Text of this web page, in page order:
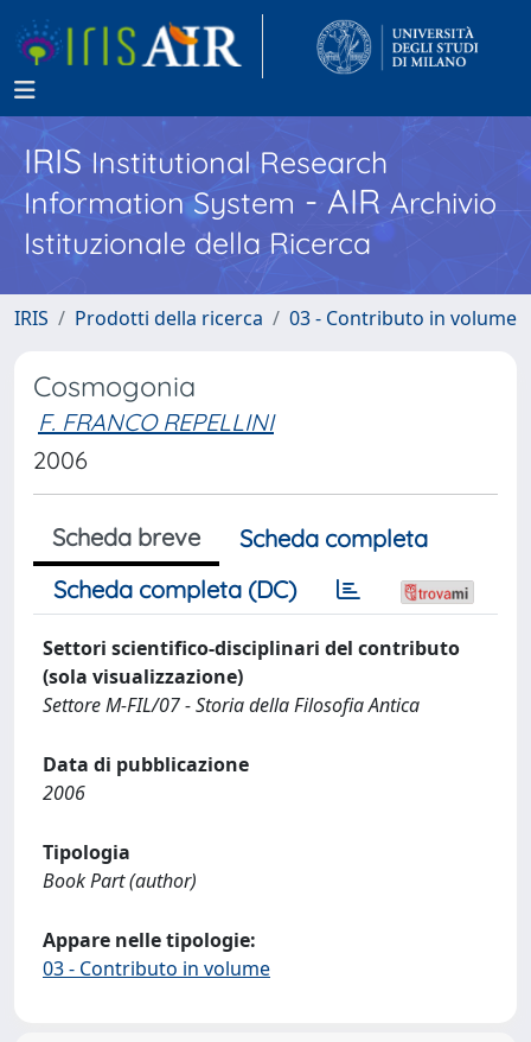
IRISInstitutional Research
Information System - AIR Archivio
Istituzionale della Ricerca
IRIS Prodotti della ricerca 03 - Contributo in volume
Cosmogonia
F. FRANCO REPELLINI
2006
Scheda breve
Scheda completa
Scheda completa (DC)
Settori scientifico-disciplinari del contributo
(sola visualizzazione)
Settore M-FIL/07 - Storia della Filosofia Antica
Data di pubblicazione
2006
Tipologia
Book Part (author)
Appare nelle tipologie:
03 - Contributo in volume